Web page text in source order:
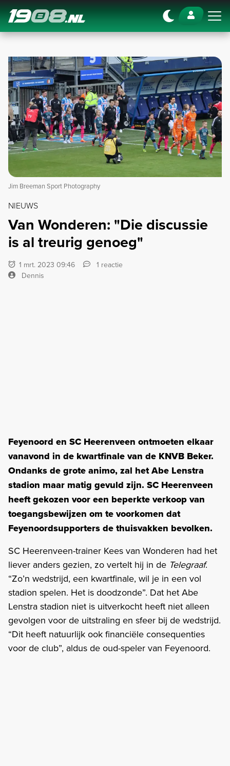
Navigation
Jim Breeman Sport Photography
NIEUWS
Van Wonderen: "Die discussie
is al treurig genoeg"
1 mrt. 2023 09:46
1 reactie
Dennis
Feyenoord en SC Heerenveen ontmoeten elkaar
vanavond in de kwartfinale van de KNVB Beker.
Ondanks de grote animo, zal het Abe Lenstra
stadion maar matig gevuld zijn. SC Heerenveen
heeft gekozen voor een beperkte verkoop van
toegangsbewijzen om te voorkomen dat
Feyenoordsupporters de thuisvakken bevolken.
SC Heerenveen-trainer Kees van Wonderen had het
liever anders gezien, zo vertelt hij in de Telegraaf.
“Zo’n wedstrijd, een kwartfinale, wil je in een vol
stadion spelen. Het is doodzonde”. Dat het Abe
Lenstra stadion niet is uitverkocht heeft niet alleen
gevolgen voor de uitstraling en sfeer bij de wedstrijd.
“Dit heeft natuurlijk ook financiële consequenties
voor de club”, aldus de oud-speler van Feyenoord.